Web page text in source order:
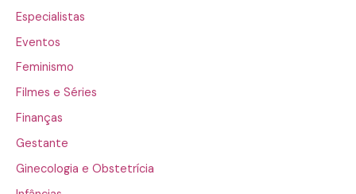
Especialistas
Eventos
Feminismo
Filmes e Séries
Finanças
Gestante
Ginecologia e Obstetrícia